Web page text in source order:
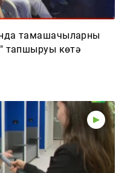
тамашачыларны
тапшыруы көтә